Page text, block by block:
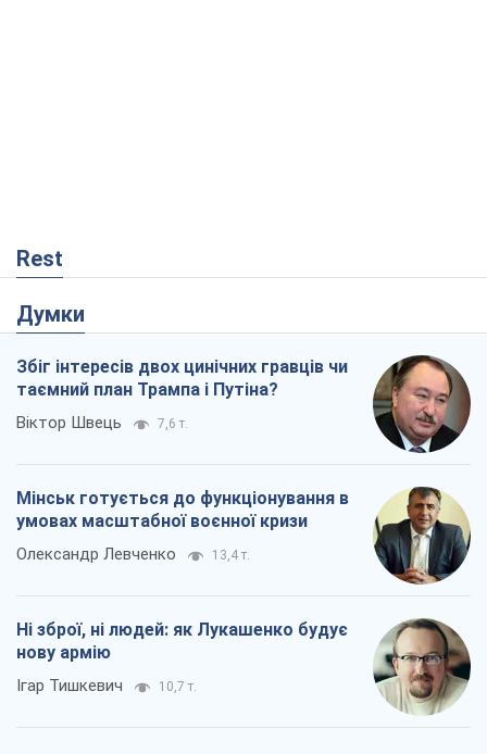
Rest
Думки
Збіг інтересів двох цинічних гравців чи
таємний план Трампа і Путіна?
Віктор Швець 7,6 т.
Мінськ готується до функціонування в
умовах масштабної воєнної кризи
Олександр Левченко 13,4 т.
Ні зброї, ні людей: як Лукашенко будує
нову армію
Ігар Тишкевич 10,7 т.